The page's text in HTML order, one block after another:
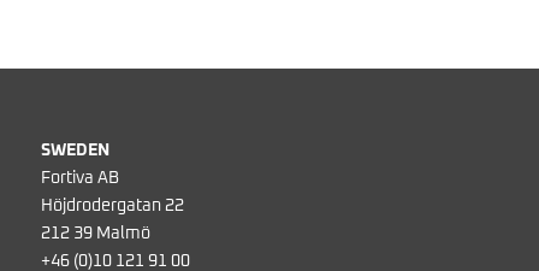
SWEDEN
Fortiva AB
Höjdrodergatan 22
212 39 Malmö
+46 (0)10 121 91 00